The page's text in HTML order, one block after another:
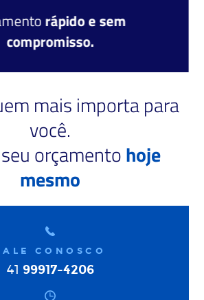
rápido e sem
compromisso.
mais importa para
você.
orçamentohoje
mesmo
CONOSCO
41 99917-4206